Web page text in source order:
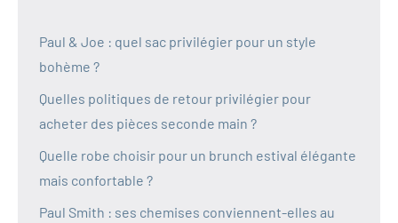
Paul & Joe : quel sac privilégier pour un style
bohème ?
Quelles politiques de retour privilégier pour
acheter des pièces seconde main ?
Quelle robe choisir pour un brunch estival élégante
mais confortable ?
Paul Smith : ses chemises conviennent-elles au